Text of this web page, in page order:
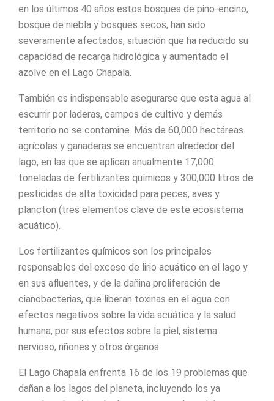
en los últimos 40 años estos bosques de pino-encino,
bosque de niebla y bosques secos, han sido
severamente afectados, situación que ha reducido su
capacidad de recarga hidrológica y aumentado el
azolve en el Lago Chapala.
También es indispensable asegurarse que esta agua al
escurrir por laderas, campos de cultivo y demás
territorio no se contamine. Más de 60,000 hectáreas
agrícolas y ganaderas se encuentran alrededor del
lago, en las que se aplican anualmente 17,000
toneladas de fertilizantes químicos y 300,000 litros de
pesticidas de alta toxicidad para peces, aves y
plancton (tres elementos clave de este ecosistema
acuático).
Los fertilizantes químicos son los principales
responsables del exceso de lirio acuático en el lago y
en sus afluentes, y de la dañina proliferación de
cianobacterias, que liberan toxinas en el agua con
efectos negativos sobre la vida acuática y la salud
humana, por sus efectos sobre la piel, sistema
nervioso, riñones y otros órganos.
El Lago Chapala enfrenta 16 de los 19 problemas que
dañan a los lagos del planeta, incluyendo los ya